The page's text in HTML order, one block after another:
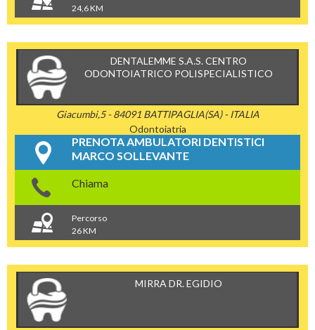
24,6 KM
DENTALEMME S.A.S. CENTRO
ODONTOIATRICO POLISPECIALISTICO
Giacumbi,5 - 84091 BATTIPAGLIA(SA) - ITALIA
Odontoiatria
PRENOTA AMBULATORI DENTISTICI
MARCO SOLLEVANTE
Chiama
Percorso
26 KM
MIRRA DR. EGIDIO